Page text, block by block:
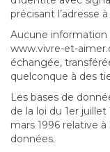
précisant l’adresse
Aucune information
www.vivre-et-
échangée,
quelconque à des
Les bases de
de la loi du 1er
mars 1996 relative
données.